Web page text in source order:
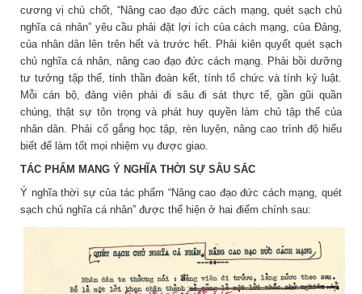
cương vị chủ chốt, “Nâng cao đạo đức cách mạng, quét sạch chủ
nghĩa cá nhân” yêu cầu phải đặt lợi ích của cách mạng, của Đảng,
của nhân dân lên trên hết và trước hết. Phải kiên quyết quét sạch
chủ nghĩa cá nhân, nâng cao đạo đức cách mạng. Phải bồi dưỡng
tư tưởng tập thể, tinh thần đoàn kết, tính tổ chức và tính kỷ luật.
Mỗi cán bộ, đảng viên phải đi sâu đi sát thực tế, gần gũi quần
chúng, thật sự tôn trọng và phát huy quyền làm chủ tập thể của
nhân dân. Phải cố gắng học tập, rèn luyện, nâng cao trình độ hiểu
biết để làm tốt mọi nhiệm vụ được giao.
TÁC PHẨM MANG Ý NGHĨA THỜI SỰ SÂU SẮC
Ý nghĩa thời sự của tác phẩm “Nâng cao đạo đức cách mạng, quét
sạch chủ nghĩa cá nhân” được thể hiện ở hai điểm chính sau: